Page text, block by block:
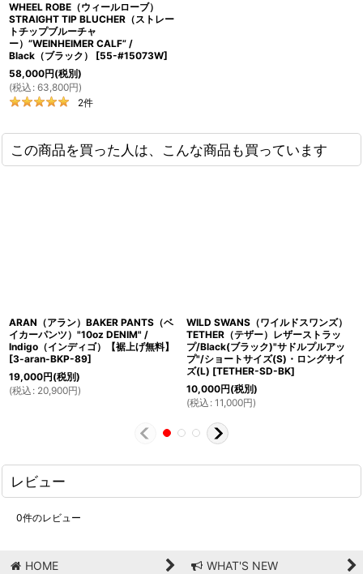
WHEEL ROBE（ウィールローブ）
STRAIGHT TIP BLUCHER（ストレー
トチップブルーチャ
ー）”WEINHEIMER CALF” /
Black（ブラック）
[55-#15073W]
58,000円(税別)
(税込 : 63,800円)
2件
この商品を買った人は、こんな商品も買っています
ARAN（アラン）BAKER PANTS（ベ
イカーパンツ）"10oz DENIM" /
Indigo（インディゴ）【裾上げ無料】
[3-aran-BKP-89]
19,000円(税別)
(税込 : 20,900円)
WILD SWANS（ワイルドスワンズ）
TETHER（テザー）レザーストラッ
プ/Black(ブラック)"サドルプルアッ
プ"/ショートサイズ(S)・ロングサイ
ズ(L) [TETHER-SD-BK]
10,000円(税別)
(税込 : 11,000円)
レビュー
0件のレビュー
HOME WHAT'S NEW